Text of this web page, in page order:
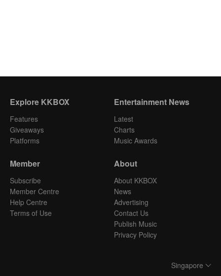
Explore KKBOX
Features
Giveaways
Platforms
Entertainment News
Latest
Charts
Music Awards
Member
Subscribe
Member Centre
Help Centre
Terms of Use
About
About KKBOX
News
Advertising
Contact Us
Publish Music
Privacy Policy
Singapore